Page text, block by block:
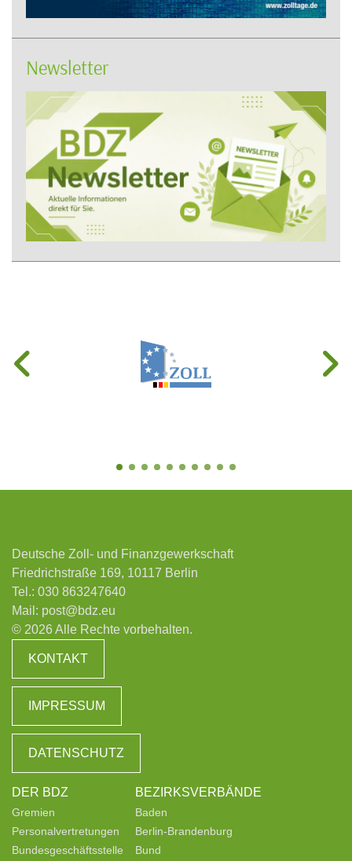
Newsletter
Deutsche Zoll- und Finanzgewerkschaft
Friedrichstraße 169, 10117 Berlin
Tel.: 030 863247640
Mail: post@bdz.eu
© 2026 Alle Rechte vorbehalten.
KONTAKT
IMPRESSUM
DATENSCHUTZ
DER BDZ
Gremien
Personalvertretungen
Bundesgeschäftsstelle
BEZIRKSVERBÄNDE
Baden
Berlin-Brandenburg
Bund